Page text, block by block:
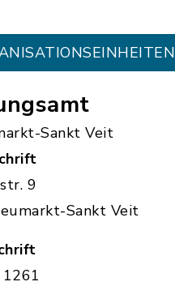
Sankt Veit
9
Sankt Veit